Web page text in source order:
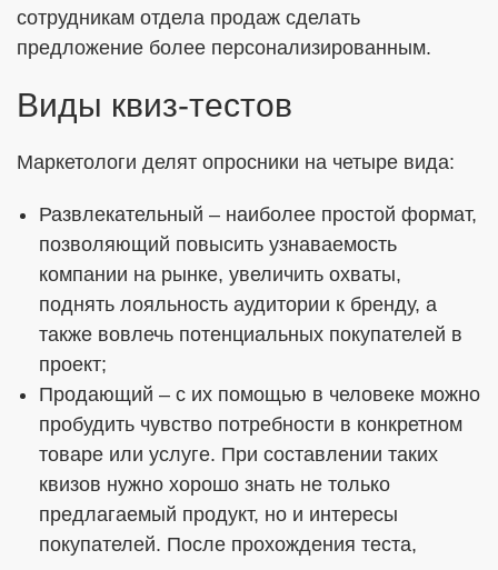
сотрудникам отдела продаж сделать
предложение более персонализированным.
Виды квиз-тестов
Маркетологи делят опросники на четыре вида:
Развлекательный – наиболее простой формат,
позволяющий повысить узнаваемость
компании на рынке, увеличить охваты,
поднять лояльность аудитории к бренду, а
также вовлечь потенциальных покупателей в
проект;
Продающий – с их помощью в человеке можно
пробудить чувство потребности в конкретном
товаре или услуге. При составлении таких
квизов нужно хорошо знать не только
предлагаемый продукт, но и интересы
покупателей. После прохождения теста,